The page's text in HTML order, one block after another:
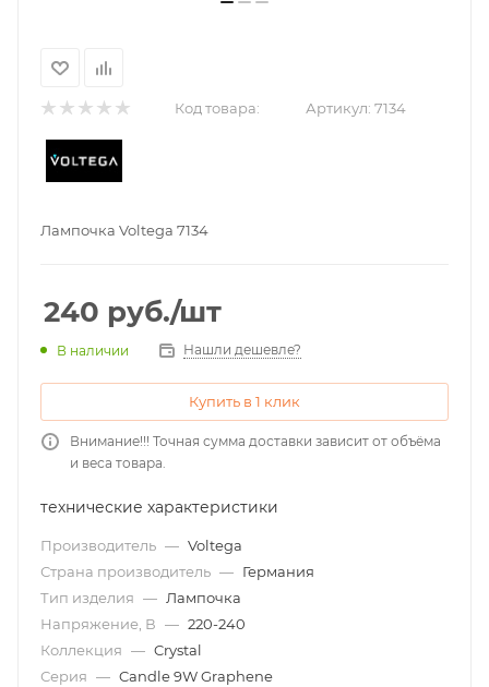
Код товара: Артикул: 7134
Лампочка Voltega 7134
240 руб./шт
В наличии Нашли дешевле?
Купить в 1 клик
Внимание!!! Точная сумма доставки зависит от объёма
и веса товара.
технические характеристики
Производитель — Voltega
Страна производитель — Германия
Тип изделия — Лампочка
Напряжение, В — 220-240
Коллекция — Crystal
Серия — Candle 9W Graphene